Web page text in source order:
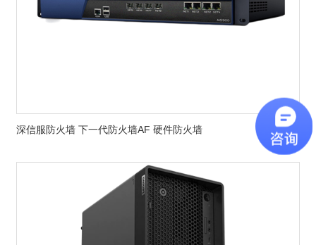
深信服防火墙 下一代防火墙AF 硬件防火墙